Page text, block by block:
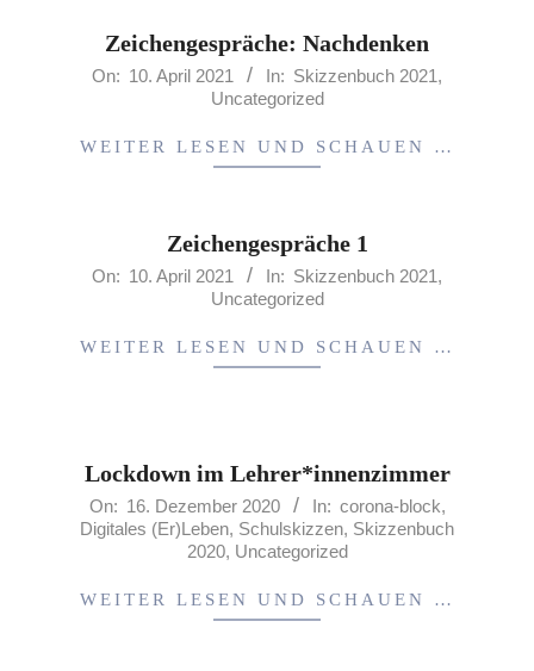
Zeichengespräche: Nachdenken
2021-
On: 10. April 2021 In: Skizzenbuch 2021,
Uncategorized
WEITER LESEN UND SCHAUEN …
Zeichengespräche 1
2021-
On: 10. April 2021 In: Skizzenbuch 2021,
Uncategorized
WEITER LESEN UND SCHAUEN …
Lockdown im Lehrer*innenzimmer
2020-
12-
On: 16. Dezember 2020 In: corona-block,
Digitales (Er)Leben, Schulskizzen, Skizzenbuch
2020, Uncategorized
WEITER LESEN UND SCHAUEN …